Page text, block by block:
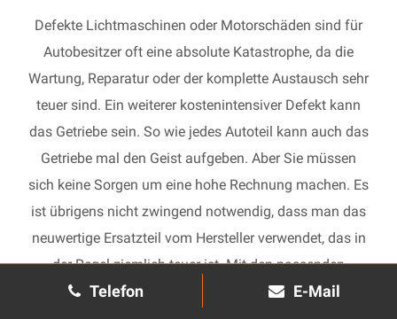
Telefon E-Mail
Defekte Lichtmaschinen oder Motorschäden sind für
Autobesitzer oft eine absolute Katastrophe, da die
Wartung, Reparatur oder der komplette Austausch sehr
teuer sind. Ein weiterer kostenintensiver Defekt kann
das Getriebe sein. So wie jedes Autoteil kann auch das
Getriebe mal den Geist aufgeben. Aber Sie müssen
sich keine Sorgen um eine hohe Rechnung machen. Es
ist übrigens nicht zwingend notwendig, dass man das
neuwertige Ersatzteil vom Hersteller verwendet, das in
der Regel ziemlich teuer ist. Mit den passenden
Ersatzteilen kann jedes gebrauchte Getriebe schnell